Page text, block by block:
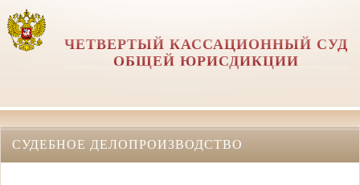
ЧЕТВЕРТЫЙ КАССАЦИОННЫЙ СУД
ОБЩЕЙ ЮРИСДИКЦИИ
СУДЕБНОЕ ДЕЛОПРОИЗВОДСТВО